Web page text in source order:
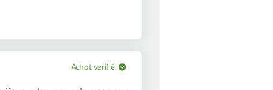
Achat verifié